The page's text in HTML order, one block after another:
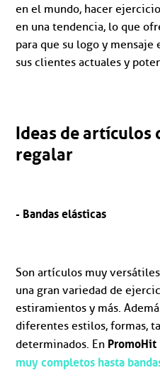
en el mundo, hacer
en una tendencia, lo que
para que su logo y
sus clientes actuales y
Ideas de artículos
regalar
- Bandas elásticas
Son artículos muy
una gran variedad de
estiramientos y más.
diferentes estilos, formas,
determinados. En PromoHit
muy completos hasta